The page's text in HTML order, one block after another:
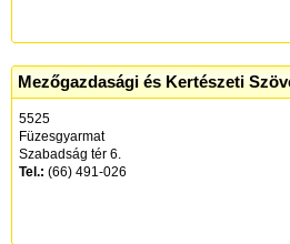
Mezőgazdasági és Kertészeti
5525
Füzesgyarmat
Szabadság tér 6.
Tel.: (66) 491-026